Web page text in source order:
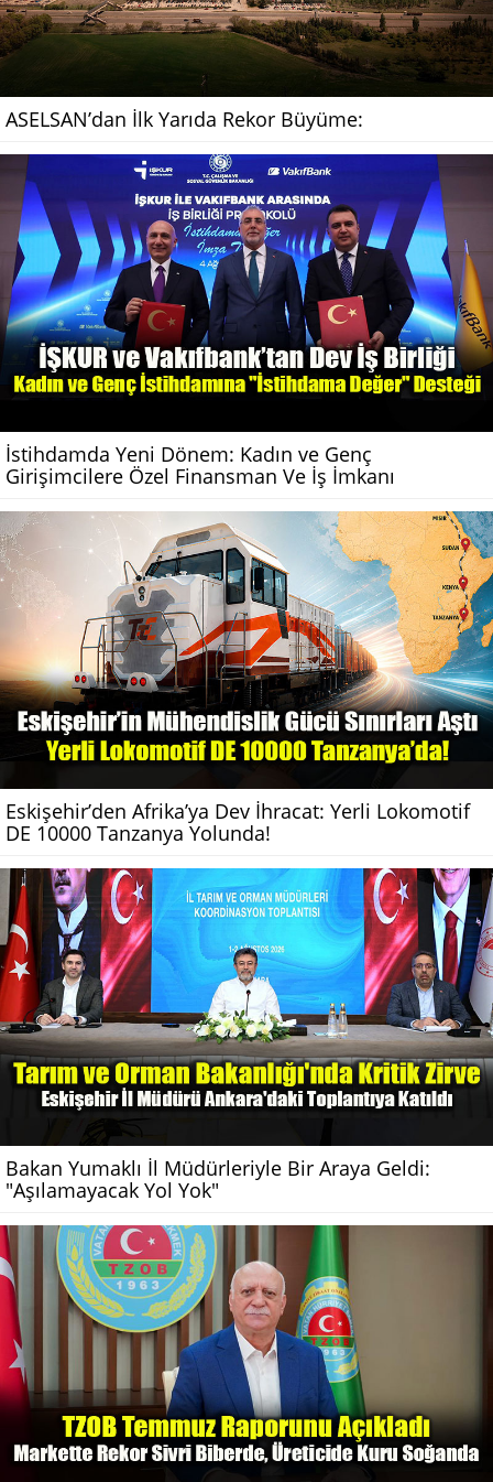
ASELSAN’dan İlk Yarıda Rekor Büyüme:
İstihdamda Yeni Dönem: Kadın ve Genç
Girişimcilere Özel Finansman Ve İş İmkanı
Eskişehir’den Afrika’ya Dev İhracat: Yerli Lokomotif
DE 10000 Tanzanya Yolunda!
Bakan Yumaklı İl Müdürleriyle Bir Araya Geldi:
"Aşılamayacak Yol Yok"